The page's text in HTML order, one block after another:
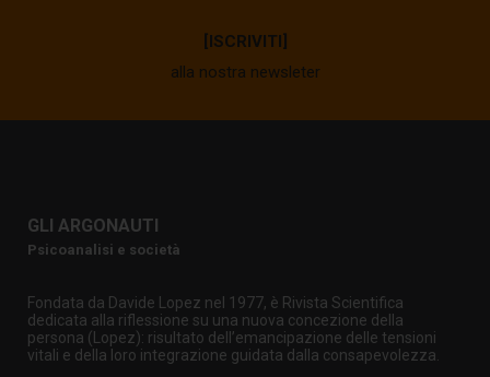
[ISCRIVITI]
alla nostra newsleter
GLI ARGONAUTI
Psicoanalisi e società
Fondata da Davide Lopez nel 1977, è Rivista Scientifica
dedicata alla riflessione su una nuova concezione della
persona (Lopez): risultato dell’emancipazione delle tensioni
vitali e della loro integrazione guidata dalla consapevolezza.